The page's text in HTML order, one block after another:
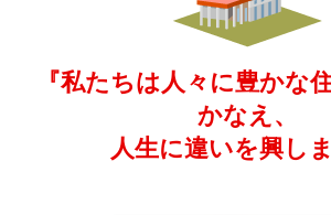
『私たちは人々に豊かな
かなえ、
人生に違いを興しま